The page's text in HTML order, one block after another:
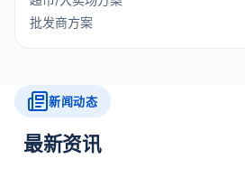
批发商方案
新闻动态
最新资讯